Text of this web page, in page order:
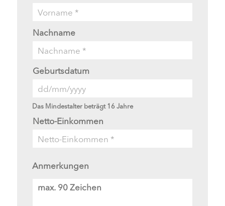
Nachname
Geburtsdatum
Das Mindestalter beträgt 16 Jahre
Netto-Einkommen
Anmerkungen